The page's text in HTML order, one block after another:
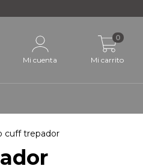
Mi cuenta Mi carrito
0
cuff trepador